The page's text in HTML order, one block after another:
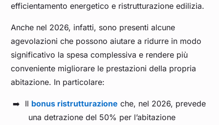
efficientamento energetico e ristrutturazione edilizia.
Anche nel 2026, infatti, sono presenti alcune
agevolazioni che possono aiutare a ridurre in modo
significativo la spesa complessiva e rendere più
conveniente migliorare le prestazioni della propria
abitazione. In particolare:
Il bonus ristrutturazione che, nel 2026, prevede
una detrazione del 50% per l’abitazione